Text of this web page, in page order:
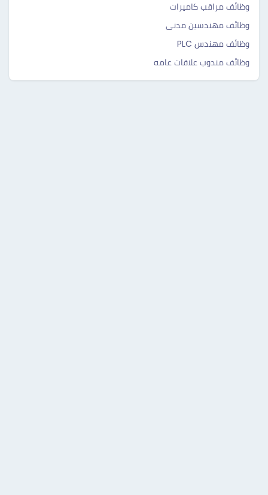
وظائف مراقب كاميرات
وظائف مهندسين مدنى
وظائف مهندس PLC
وظائف مندوب علاقات عامه